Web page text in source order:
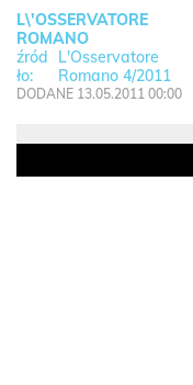
L\'OSSERVATORE
ROMANO
L'Osservatore
Romano 4/2011
DODANE 13.05.2011 00:00